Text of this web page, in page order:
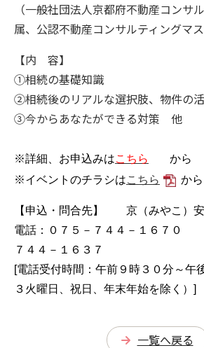
（一般社団法人京都府不動産コンサ
属、公認不動産コンサルティングマス
【内 容】
①相続の基礎知識
②相続後のリアルな選択肢、物件の
③今からあなたができる対策 他
※詳細、お申込みはこちら
から
※イベントのチラシはこちら から
【申込・問合先】 京（みやこ）安
電話：０７５－７４４－１６７０
７４４－１６３７
[電話受付時間：午前９時３０分～午
３火曜日、祝日、年末年始を除く）]
一覧へ戻る